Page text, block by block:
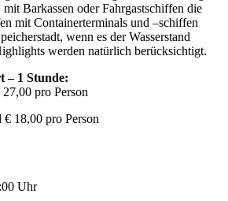
mit Barkassen oder Fahrgastschiffen die
mit Containerterminals und –schiffen
wenn es der Wasserstand
werden natürlich berücksichtigt.
– 1 Stunde:
pro Person
18,00 pro Person
Uhr